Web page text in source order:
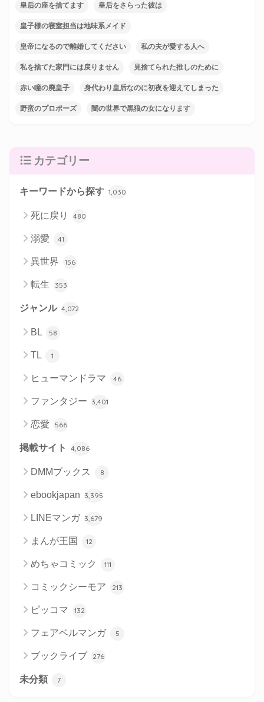
皇后の座を捨てます 皇后をさらった彼は
皇子様の寝室担当は地味系メイド
皇帝になるので離婚してください 私の夫が愛する人へ
私を捨てた家門には戻りません 見捨てられた推しのために
赤い瞳の廃皇子 身代わり皇后なのに初夜を迎えてしまった
野蛮のプロポーズ 闇の世界で黒狼の女になります
カテゴリー
キーワードから探す 1,030
死に戻り 480
溺愛 41
異世界 156
転生 353
ジャンル 4,072
BL 58
TL 1
ヒューマンドラマ 46
ファンタジー 3,401
恋愛 566
掲載サイト 4,086
DMMブックス 8
ebookjapan 3,395
LINEマンガ 3,679
まんが王国 12
めちゃコミック 111
コミックシーモア 213
ピッコマ 132
フェアベルマンガ 5
ブックライブ 276
未分類 7